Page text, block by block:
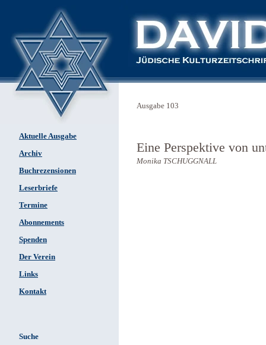
Aktuelle Ausgabe
Archiv
Buchrezensionen
Leserbriefe
Termine
Abonnements
Spenden
Der Verein
Links
Kontakt
Suche
Ausgabe 103
Eine Perspektive von
Monika TSCHUGGNALL